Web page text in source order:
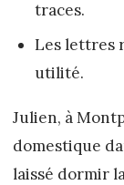
traces.
Les lettres
utilité.
Julien, à
domestique
laissé dormir